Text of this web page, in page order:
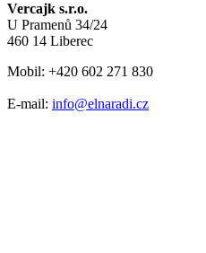
Vercajk s.r.o.
U Pramenů 34/24
460 14 Liberec
Mobil: +420 602 271 830
E-mail: info@elnaradi.cz